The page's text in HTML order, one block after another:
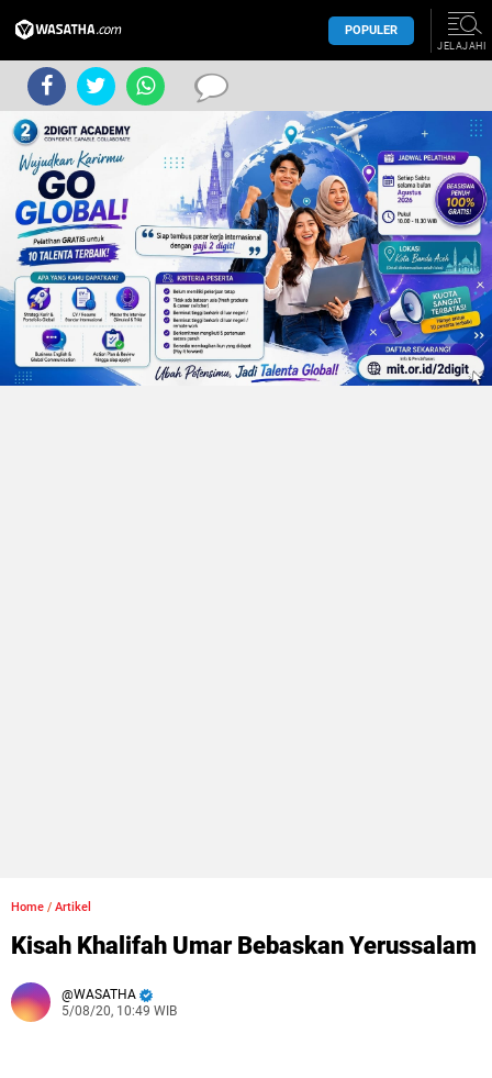
POPULER
JELAJAHI
Home / Artikel
Kisah Khalifah Umar Bebaskan Yerussalam
WASATHA
5/08/20, 10:49 WIB